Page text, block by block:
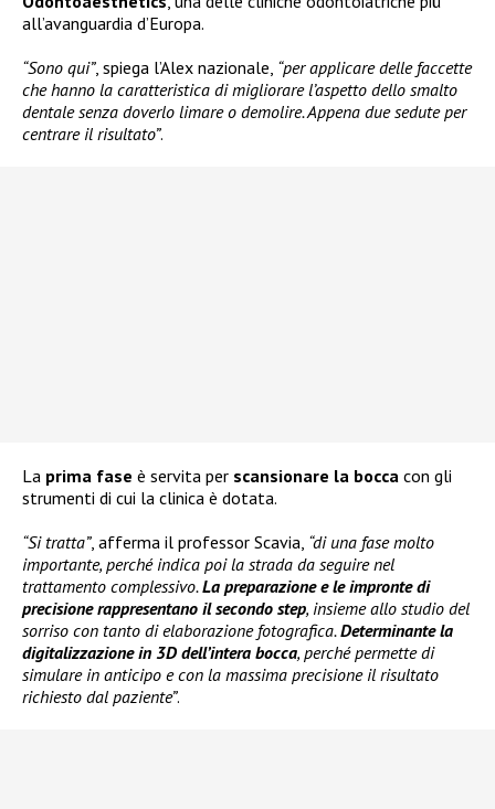
all’avanguardia d’Europa.
“Sono qui”, spiega l’Alex nazionale, “per applicare delle faccette
che hanno la caratteristica di migliorare l’aspetto dello smalto
dentale senza doverlo limare o demolire. Appena due sedute per
centrare il risultato”.
La prima fase è servita per scansionare la bocca con gli
strumenti di cui la clinica è dotata.
“Si tratta”, afferma il professor Scavia, “di una fase molto
importante, perché indica poi la strada da seguire nel
trattamento complessivo.La preparazione e le impronte di
precisione rappresentano il secondo step, insieme allo studio del
sorriso con tanto di elaborazione fotografica.Determinante la
digitalizzazione in 3D dell’intera bocca, perché permette di
simulare in anticipo e con la massima precisione il risultato
richiesto dal paziente”.